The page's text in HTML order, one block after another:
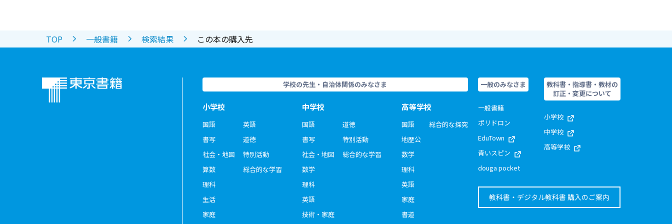
TOP 一般書籍 検索結果 この本の購入先
学校の先生・自治体関係のみなさま
小学校
国語
書写
社会・地図
算数
理科
生活
家庭
英語
道徳
特別活動
総合的な学習
中学校
国語
書写
社会・地図
数学
理科
英語
技術・家庭
道徳
特別活動
総合的な学習
高等学校
国語
地歴公
数学
理科
英語
家庭
書道
総合的な探究
一般のみなさま
一般書籍
ポリドロン
EduTown
青いスピン
douga pocket
教科書・指導書・教材の
訂正・変更について
小学校
中学校
高等学校
教科書・デジタル教科書 購入のご案内